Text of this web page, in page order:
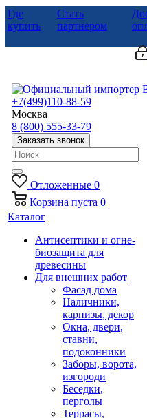
Где
купить
Стать
партнером
+7(499)110-88-59
Москва
8 (800) 555-33-79
Заказать звонок
Отложенные 0
Корзина пуста 0
Каталог
Антисептики и огне-
биозащита для
древесины
Для внешних работ
Фасад дома
Наличники,
карнизы, декор
Окна, двери,
ставни,
подоконники
Заборы, ворота,
изгороди
Беседки,
перголы
Террасы,